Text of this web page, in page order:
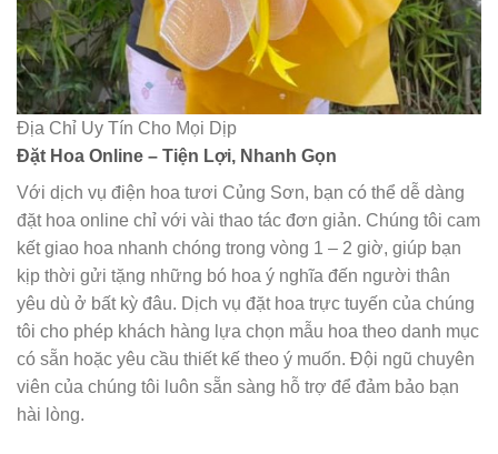
Địa Chỉ Uy Tín Cho Mọi Dịp
Đặt Hoa Online – Tiện Lợi, Nhanh Gọn
Với dịch vụ điện hoa tươi Củng Sơn, bạn có thể dễ dàng
đặt hoa online chỉ với vài thao tác đơn giản. Chúng tôi cam
kết giao hoa nhanh chóng trong vòng 1 – 2 giờ, giúp bạn
kịp thời gửi tặng những bó hoa ý nghĩa đến người thân
yêu dù ở bất kỳ đâu. Dịch vụ đặt hoa trực tuyến của chúng
tôi cho phép khách hàng lựa chọn mẫu hoa theo danh mục
có sẵn hoặc yêu cầu thiết kế theo ý muốn. Đội ngũ chuyên
viên của chúng tôi luôn sẵn sàng hỗ trợ để đảm bảo bạn
hài lòng.